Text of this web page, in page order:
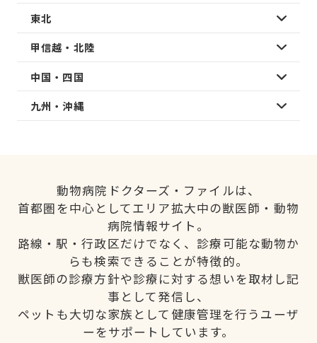
東北
甲信越・北陸
中国・四国
九州・沖縄
動物病院ドクターズ・ファイルは、
首都圏を中心としてエリア拡大中の獣医師・動物
病院情報サイト。
路線・駅・行政区だけでなく、診療可能な動物か
らも検索できることが特徴的。
獣医師の診療方針や診療に対する想いを取材し記
事として発信し、
ペットも大切な家族として健康管理を行うユーザ
ーをサポートしています。